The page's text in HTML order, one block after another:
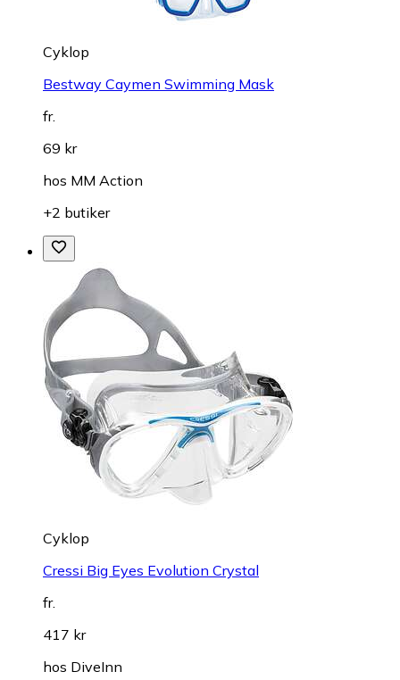
Cyklop
Bestway Caymen Swimming Mask
fr.
69 kr
hos MM Action
+2 butiker
Cyklop
Cressi Big Eyes Evolution Crystal
fr.
417 kr
hos DiveInn